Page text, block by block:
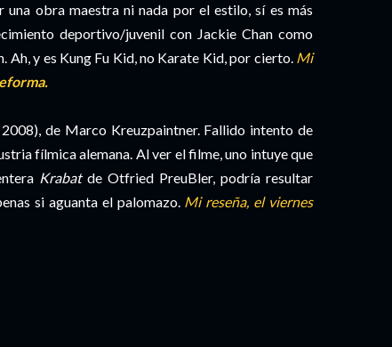
una obra maestra ni nada por el estilo, sí es más
deportivo/juvenil con Jackie Chan como
y es Kung Fu Kid, no Karate Kid, por cierto. Mi
de Marco Kreuzpaintner. Fallido intento de
fílmica alemana. Al ver el filme, uno intuye que
Krabatde Otfried PreuBler, podría resultar
si aguanta el palomazo. Mi reseña, el viernes